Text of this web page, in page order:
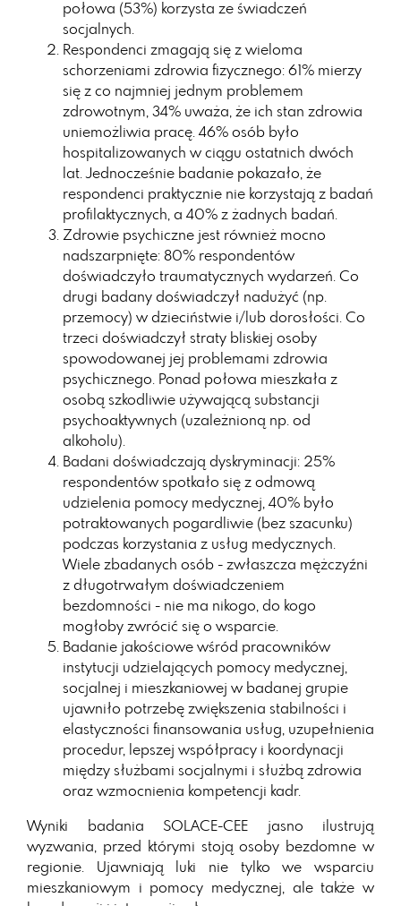
połowa (53%) korzysta ze świadczeń
socjalnych.
Respondenci zmagają się z wieloma
schorzeniami zdrowia fizycznego: 61% mierzy
się z co najmniej jednym problemem
zdrowotnym, 34% uważa, że ich stan zdrowia
uniemożliwia pracę. 46% osób było
hospitalizowanych w ciągu ostatnich dwóch
lat. Jednocześnie badanie pokazało, że
respondenci praktycznie nie korzystają z badań
profilaktycznych, a 40% z żadnych badań.
Zdrowie psychiczne jest również mocno
nadszarpnięte: 80% respondentów
doświadczyło traumatycznych wydarzeń. Co
drugi badany doświadczył nadużyć (np.
przemocy) w dzieciństwie i/lub dorosłości. Co
trzeci doświadczył straty bliskiej osoby
spowodowanej jej problemami zdrowia
psychicznego. Ponad połowa mieszkała z
osobą szkodliwie używającą substancji
psychoaktywnych (uzależnioną np. od
alkoholu).
Badani doświadczają dyskryminacji: 25%
respondentów spotkało się z odmową
udzielenia pomocy medycznej, 40% było
potraktowanych pogardliwie (bez szacunku)
podczas korzystania z usług medycznych.
Wiele zbadanych osób - zwłaszcza mężczyźni
z długotrwałym doświadczeniem
bezdomności - nie ma nikogo, do kogo
mogłoby zwrócić się o wsparcie.
Badanie jakościowe wśród pracowników
instytucji udzielających pomocy medycznej,
socjalnej i mieszkaniowej w badanej grupie
ujawniło potrzebę zwiększenia stabilności i
elastyczności finansowania usług, uzupełnienia
procedur, lepszej współpracy i koordynacji
między służbami socjalnymi i służbą zdrowia
oraz wzmocnienia kompetencji kadr.
Wyniki badania SOLACE-CEE jasno ilustrują
wyzwania, przed którymi stoją osoby bezdomne w
regionie. Ujawniają luki nie tylko we wsparciu
mieszkaniowym i pomocy medycznej, ale także w